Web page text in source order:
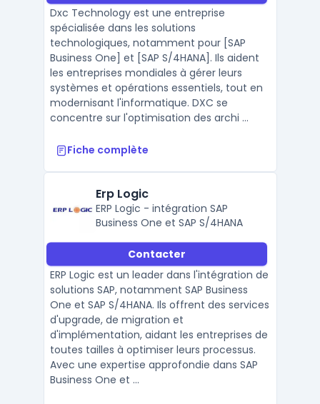
Dxc Technology est une entreprise
spécialisée dans les solutions
technologiques, notamment pour [SAP
Business One] et [SAP S/4HANA]. Ils aident
les entreprises mondiales à gérer leurs
systèmes et opérations essentiels, tout en
modernisant l'informatique. DXC se
concentre sur l'optimisation des archi ...
Fiche complète
Erp Logic
ERP Logic - intégration SAP
Business One et SAP S/4HANA
Contacter
ERP Logic est un leader dans l'intégration de
solutions SAP, notamment SAP Business
One et SAP S/4HANA. Ils offrent des services
d'upgrade, de migration et
d'implémentation, aidant les entreprises de
toutes tailles à optimiser leurs processus.
Avec une expertise approfondie dans SAP
Business One et ...